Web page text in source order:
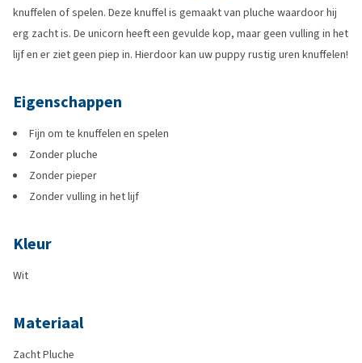
knuffelen of spelen. Deze knuffel is gemaakt van pluche waardoor hij
erg zacht is. De unicorn heeft een gevulde kop, maar geen vulling in het
lijf en er ziet geen piep in. Hierdoor kan uw puppy rustig uren knuffelen!
Eigenschappen
Fijn om te knuffelen en spelen
Zonder pluche
Zonder pieper
Zonder vulling in het lijf
Kleur
Wit
Materiaal
Zacht Pluche